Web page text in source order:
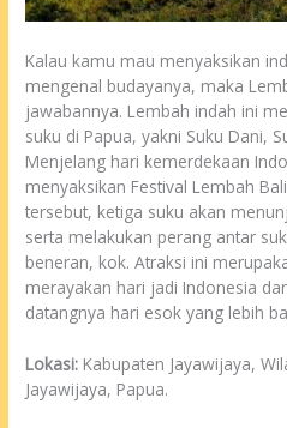
Kalau kamu mau menyaksikan
mengenal budayanya, maka
jawabannya. Lembah indah ini
suku di Papua, yakni Suku Dani,
Menjelang hari kemerdekaan
menyaksikan Festival Lembah
tersebut, ketiga suku akan
serta melakukan perang antar
beneran, kok. Atraksi ini
merayakan hari jadi Indonesia
datangnya hari esok yang lebih
Lokasi: Kabupaten Jayawijaya,
Jayawijaya, Papua.